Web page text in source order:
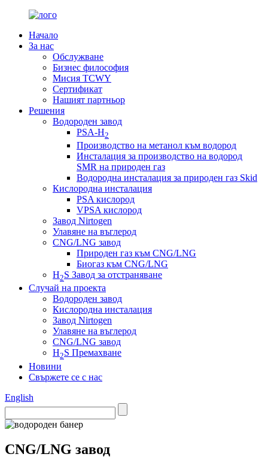
Начало
За нас
Обслужване
Бизнес философия
Мисия TCWY
Сертификат
Нашият партньор
Решения
Водороден завод
PSA-H2
Производство на метанол към водород
Инсталация за производство на водород
SMR на природен газ
Водородна инсталация за природен газ Skid
Кислородна инсталация
PSA кислород
VPSA кислород
Завод Nirtogen
Улавяне на въглерод
CNG/LNG завод
Природен газ към CNG/LNG
Биогаз към CNG/LNG
H2S Завод за отстраняване
Случай на проекта
Водороден завод
Кислородна инсталация
Завод Nirtogen
Улавяне на въглерод
CNG/LNG завод
H2S Премахване
Новини
Свържете се с нас
English
CNG/LNG завод